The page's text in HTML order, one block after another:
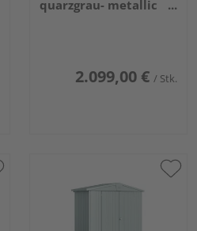
quarzgrau- metallic
2.099,00 € / Stk.